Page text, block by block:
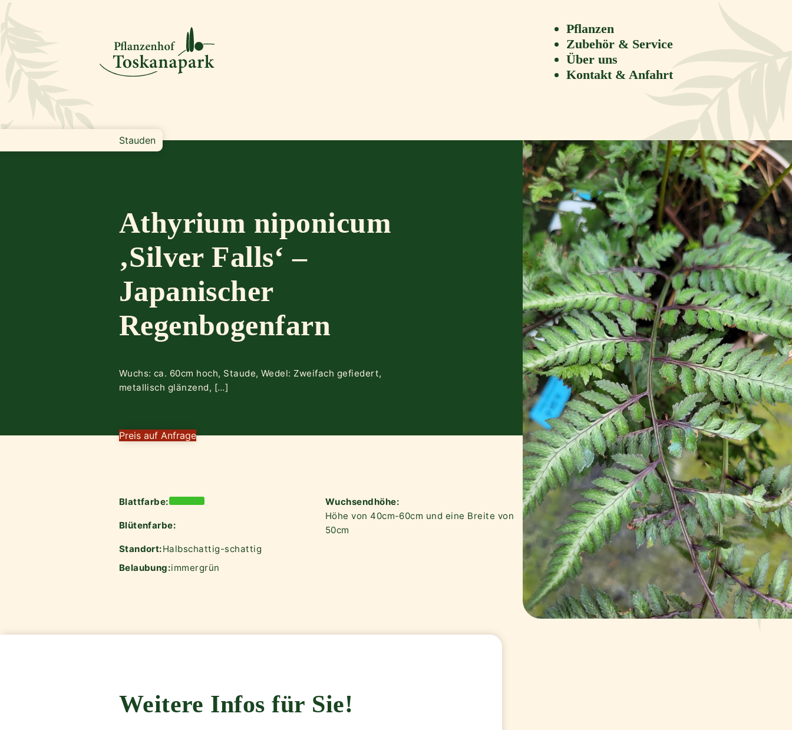
Pflanzen
Zubehör & Service
Über uns
Kontakt & Anfahrt
Stauden
Athyrium niponicum
‚Silver Falls‘ –
Japanischer
Regenbogenfarn
Wuchs: ca. 60cm hoch, Staude, Wedel: Zweifach gefiedert,
metallisch glänzend, […]
Preis auf Anfrage
Blattfarbe:
Blütenfarbe:
Standort:Halbschattig-schattig
Wuchsendhöhe:
Höhe von 40cm-60cm und eine Breite von
50cm
Belaubung:immergrün
Weitere Infos für Sie!